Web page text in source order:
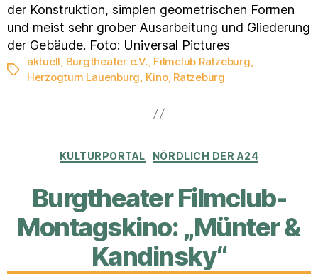
der Konstruktion, simplen geometrischen Formen
und meist sehr grober Ausarbeitung und Gliederung
der Gebäude. Foto: Universal Pictures
Schlagwörter
aktuell, Burgtheater e.V., Filmclub Ratzeburg,
Herzogtum Lauenburg, Kino, Ratzeburg
Kategorien
KULTURPORTAL NÖRDLICH DER A24
Burgtheater Filmclub-
Montagskino: „Münter &
Kandinsky“